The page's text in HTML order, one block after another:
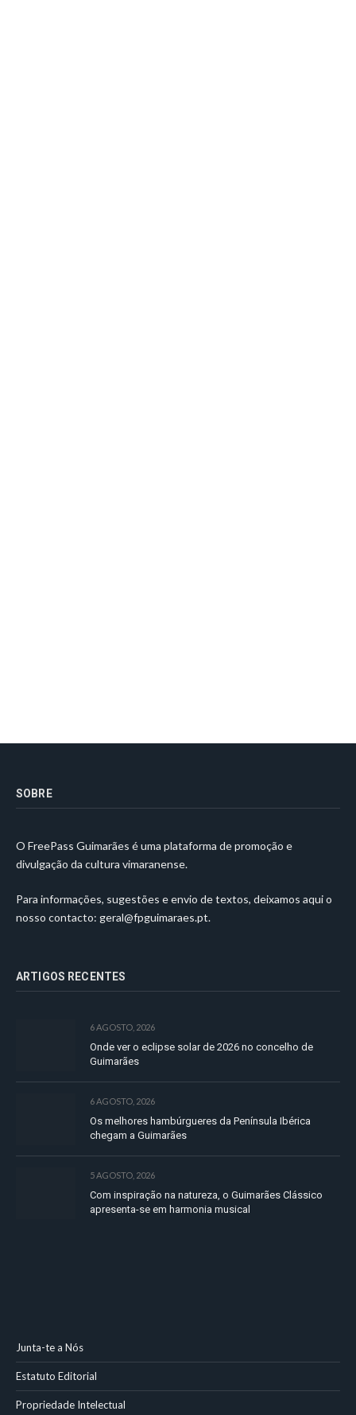
SOBRE
O FreePass Guimarães é uma plataforma de promoção e
divulgação da cultura vimaranense.
Para informações, sugestões e envio de textos, deixamos aqui o
nosso contacto: geral@fpguimaraes.pt.
ARTIGOS RECENTES
6 AGOSTO, 2026
Onde ver o eclipse solar de 2026 no concelho de
Guimarães
6 AGOSTO, 2026
Os melhores hambúrgueres da Península Ibérica
chegam a Guimarães
5 AGOSTO, 2026
Com inspiração na natureza, o Guimarães Clássico
apresenta-se em harmonia musical
Junta-te a Nós
Estatuto Editorial
Propriedade Intelectual